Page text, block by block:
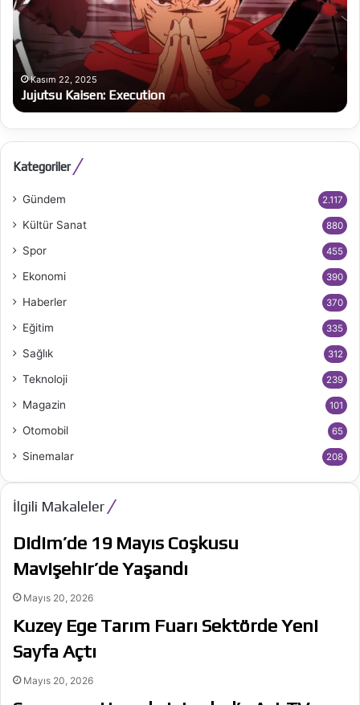
Kasım 22, 2025
Jujutsu Kaisen: Execution
Kategoriler
Gündem 2.117
Kültür Sanat 880
Spor 455
Ekonomi 390
Haberler 370
Eğitim 335
Sağlık 312
Teknoloji 239
Magazin 101
Otomobil 65
Sinemalar 208
İlgili Makaleler
Didim’de 19 Mayıs Coşkusu
Mavişehir’de Yaşandı
Mayıs 20, 2026
Kuzey Ege Tarım Fuarı Sektörde Yeni
Sayfa Açtı
Mayıs 20, 2026